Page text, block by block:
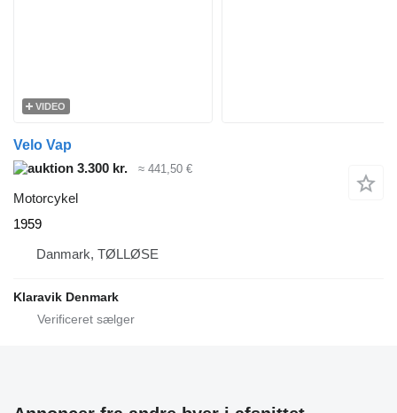
VIDEO
Velo Vap
3.300 kr.
≈ 441,50 €
Motorcykel
1959
Danmark, TØLLØSE
Klaravik Denmark